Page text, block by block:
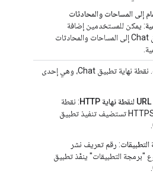
إلى المساحات والمحادثات
: يمكن للمستخدمين إضافة
تطبيق Chat إلى المساحات والمحادثات
الحقل مطلوب. نقطة نهاية تطبيق Chat، وهي إحدى
: نقطة
نهاية HTTPS تستضيف تنفيذ تطبيق
: رقم تعريف نشر
"برمجة التطبيقات" ينفّذ تطبيق